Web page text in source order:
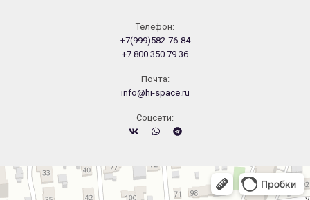
Телефон:
+7(999)582-76-84
+7 800 350 79 36
Почта:
info@hi-space.ru
Cоцсети:
Челябинск
Новороссийская улица, 122 — Яндекс.Карты